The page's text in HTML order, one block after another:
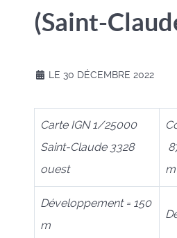
(Saint-
LE 30 DÉCEMBRE 2022
Carte IGN 1/25000
Saint-Claude 3328
ouest
m
Développement = 150
m